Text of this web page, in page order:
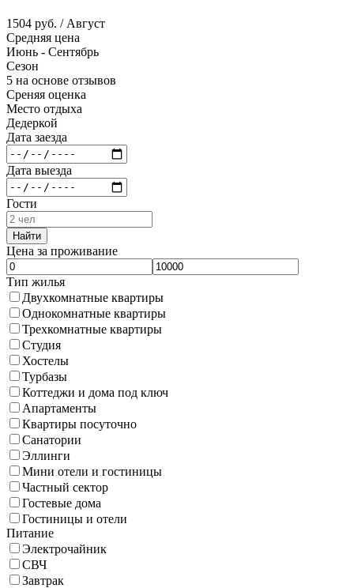
1504 руб. / Август
Средняя цена
Июнь - Сентябрь
Сезон
5 на основе отзывов
Среняя оценка
Место отдыха
Дедеркой
Дата заезда
Дата выезда
Гости
Найти
Цена за проживание
Тип жилья
Двухкомнатные квартиры
Однокомнатные квартиры
Трехкомнатные квартиры
Студия
Хостелы
Турбазы
Коттеджи и дома под ключ
Апартаменты
Квартиры посуточно
Санатории
Эллинги
Мини отели и гостиницы
Частный сектор
Гостевые дома
Гостиницы и отели
Питание
Электрочайник
СВЧ
Завтрак